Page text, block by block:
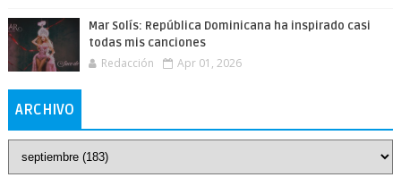
Mar Solís: República Dominicana ha inspirado casi
todas mis canciones
Redacción Apr 01, 2026
ARCHIVO